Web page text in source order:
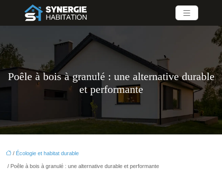
Poêle à bois à granulé : une alternative durable
et performante
/ Écologie et habitat durable
/ Poêle à bois à granulé : une alternative durable et performante